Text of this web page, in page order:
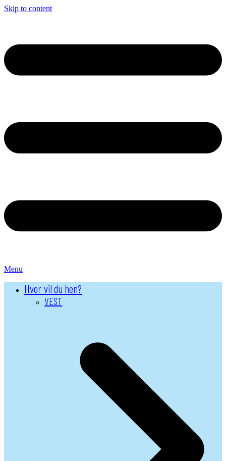
Skip to content
Menu
Hvor vil du hen?
VEST